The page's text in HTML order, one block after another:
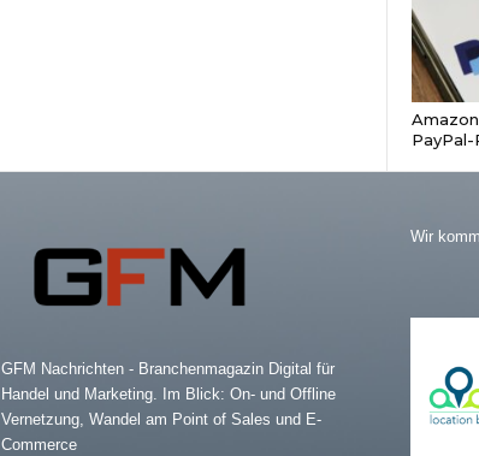
GFM Nachrichten - Branchenmagazin Digital für
Handel und Marketing. Im Blick: On- und Offline
Vernetzung, Wandel am Point of Sales und E-
Commerce
Wir